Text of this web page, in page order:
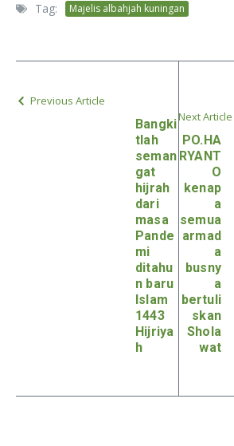
Tag: Majelis albahjah kuningan
Previous Article
Bangki
tlah
seman
gat
hijrah
dari
masa
Pande
mi
ditahu
n baru
Islam
1443
Hijriya
h
Next Article
PO.HA
RYANT
O
kenap
a
semua
armad
a
busny
a
bertuli
skan
Shola
wat